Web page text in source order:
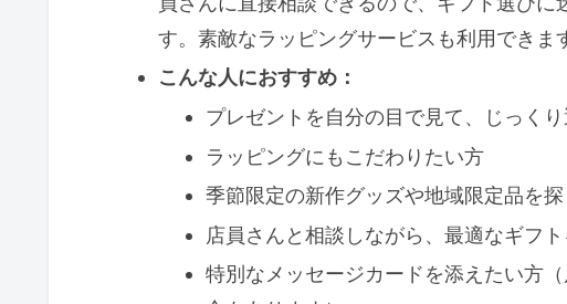
す。素敵なラッピングサービスも利用できま
こんな人におすすめ：
プレゼントを自分の目で見て、じっく
ラッピングにもこだわりたい方
季節限定の新作グッズや地域限定品を
店員さんと相談しながら、最適なギフ
特別なメッセージカードを添えたい方